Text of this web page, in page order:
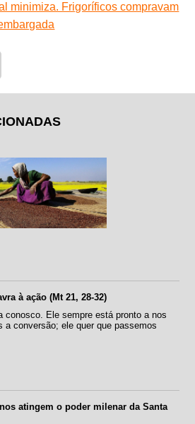
minimiza. Frigoríficos compravam
à ação (Mt 21, 28-32)
conosco. Ele sempre está pronto a nos
a conversão; ele quer que passemos
atingem o poder milenar da Santa